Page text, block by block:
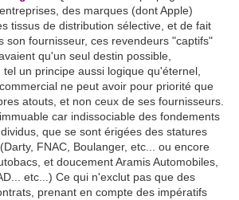
des marques (dont Apple)
tissus de distribution sélective, et de fait
son fournisseur, ces revendeurs "captifs"
qu'un seul destin possible,
un principe aussi logique qu'éternel,
ne peut avoir pour priorité que
atouts, et non ceux de ses fournisseurs.
car indissociable des fondements
que se sont érigées des statures
FNAC, Boulanger, etc... ou encore
et doucement Aramis Automobiles,
etc...) Ce qui n'exclut pas que des
prenant en compte des impératifs